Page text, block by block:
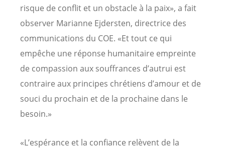
risque de conflit et un obstacle à la paix», a fait
observer Marianne Ejdersten, directrice des
communications du COE. «Et tout ce qui
empêche une réponse humanitaire empreinte
de compassion aux souffrances d’autrui est
contraire aux principes chrétiens d’amour et de
souci du prochain et de la prochaine dans le
besoin.»
«L’espérance et la confiance relèvent de la